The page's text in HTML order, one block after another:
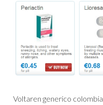
Voltaren generico colombia